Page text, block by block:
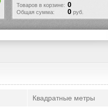
Товаров в корзине: 0
Общая сумма: 0руб.
Квадратные метры